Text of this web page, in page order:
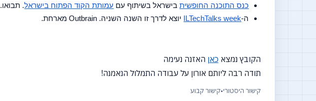
כנס התוכנה החופשית בישראל בשיתוף עם עמותת הקוד הפתוח בישראל. תבואו.
ה-ILTechTalks week יוצא לדרך זו השנה השניה. Outbrain מארחת.
הקובץ נמצא כאן האזנה נעימה
תודה רבה ליותם אורון על עבודה התמלול הנאמנה!
קישור היסטורי•קישור קבוע